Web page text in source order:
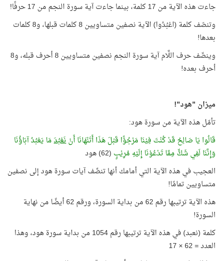
جاءت هذه الآية من 17 كلمة، بينما جاءت آية سورة النجم من 17 حرفًا!
وتنصّف كلمة (اعْبُدُوا) الآية نصفين متساويين 8 كلمات قبلها، و8 كلمات
بعدها!
وينصِّف حرف اللَّام آية سورة النجم نصفين متساويين 8 أحرف قبله، و8
أحرف بعده!
ميزان "هود"!
تأمّل هذه الآية من سورة هود:
قَالُوا يَا صَالِحُ قَدْ كُنْتَ فِيْنَا مَرْجُوًّا قَبْلَ هَذَا أَتَنْهَانَا أَنْنَعْبُدَمَا يَعْبُدُ آبَاؤُنَا
وَإِنَّنَا لَفِي شَكٍّ مِمَّا تَدْعُوْنَا إِلَيْهِ مُرِيْبٍ (62) هود
العجيب في هذه الآية التي أمامك أنها تنصِّف آيات سورة هود إلى نصفين
متساويين تمامًا!
هذه الآية ترتيبها رقم 62 من بداية السورة، ورقم 62 أيضًا من نهاية
السورة!
كلمة (نعبد) في هذه الآية ترتيبها رقم 1054 من بداية سورة هود، وهذا
العدد = 62 × 17